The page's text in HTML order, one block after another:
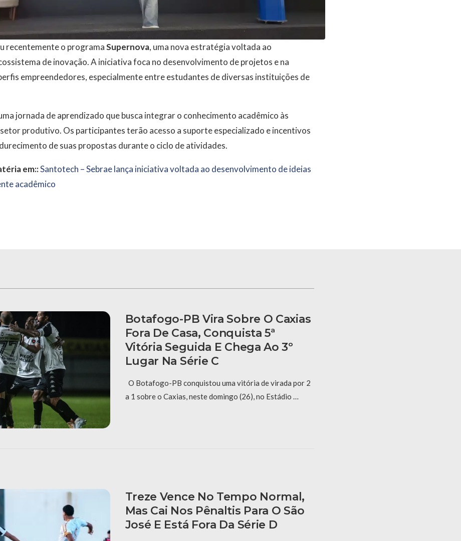
recentemente o programaSupernova, uma nova estratégia voltada ao
de inovação. A iniciativa foca no desenvolvimento de projetos e na
empreendedores, especialmente entre estudantes de diversas instituições de
jornada de aprendizado que busca integrar o conhecimento acadêmico às
produtivo. Os participantes terão acesso a suporte especializado e incentivos
de suas propostas durante o ciclo de atividades.
em::Santotech – Sebrae lança iniciativa voltada ao desenvolvimento de ideias
acadêmico
Botafogo-PB Vira Sobre O Caxias
Fora De Casa, Conquista 5ª
Vitória Seguida E Chega Ao 3º
Lugar Na Série C
O Botafogo-PB conquistou uma vitória de virada por 2
a 1 sobre o Caxias, neste domingo (26), no Estádio …
Treze Vence No Tempo Normal,
Mas Cai Nos Pênaltis Para O São
José E Está Fora Da Série D